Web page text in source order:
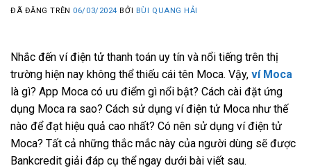
ĐÃ ĐĂNG TRÊN 06/03/2024 BỞI BÙI QUANG HẢI
Nhắc đến ví điện tử thanh toán uy tín và nổi tiếng trên thị
trường hiện nay không thể thiếu cái tên Moca. Vậy, ví Moca
là gì? App Moca có ưu điểm gì nổi bật? Cách cài đặt ứng
dụng Moca ra sao? Cách sử dụng ví điện tử Moca như thế
nào để đạt hiệu quả cao nhất? Có nên sử dụng ví điện tử
Moca? Tất cả những thắc mắc này của người dùng sẽ được
Bankcredit giải đáp cụ thể ngay dưới bài viết sau.